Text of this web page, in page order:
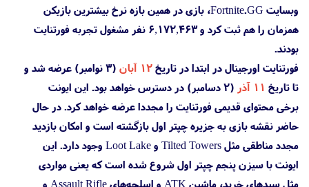
وبسایت Fortnite.GG، بازی در همین بازه نرخ بیشترین بازیکن
همزمان را هم ثبت کرد و ۶,۱۷۲,۴۶۳ نفر مشغول تجربه فورتنایت
بودند.
فورتنایت اورجینال در ابتدا در تاریخ
(۳ نوامبر) عرضه شد و
تا تاریخ ۱۱ آذر
(۲ دسامبر) در دسترس خواهد بود. این ایونت
برخی محتوای قدیمی فورتنایت را مجددا عرضه خواهد کرد. در حال
حاضر نقشه بازی به جزیره چپتر اول بازگشته است و امکان بازدید
مجدد مناطقی مثل Tilted Towers و Loot Lake وجود دارد. این
ایونت با سیزن پنجم چپتر اول شروع شده است که یعنی مواردی
مثل سبدهای خرید، ماشین ATK و اسلحه‌های Assault Rifle و